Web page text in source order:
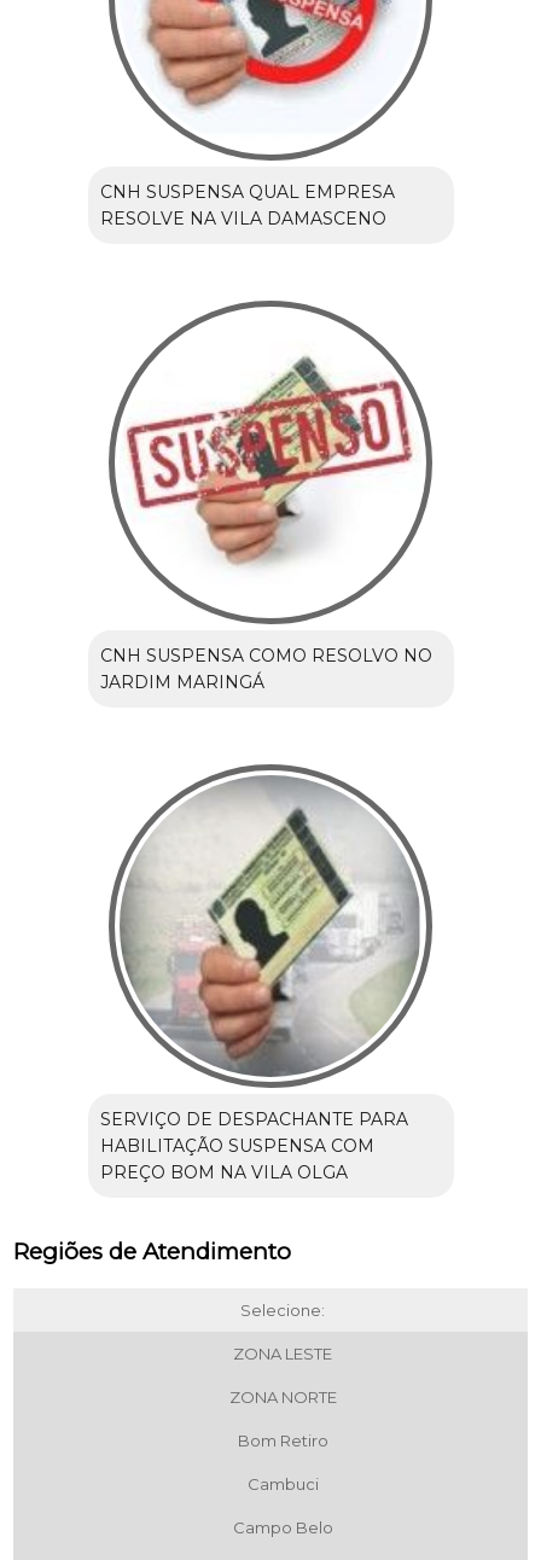
CNH SUSPENSA QUAL EMPRESA
RESOLVE NA VILA DAMASCENO
CNH SUSPENSA COMO RESOLVO NO
JARDIM MARINGÁ
SERVIÇO DE DESPACHANTE PARA
HABILITAÇÃO SUSPENSA COM
PREÇO BOM NA VILA OLGA
Regiões de Atendimento
Selecione:
ZONA LESTE
ZONA NORTE
Bom Retiro
Cambuci
Campo Belo